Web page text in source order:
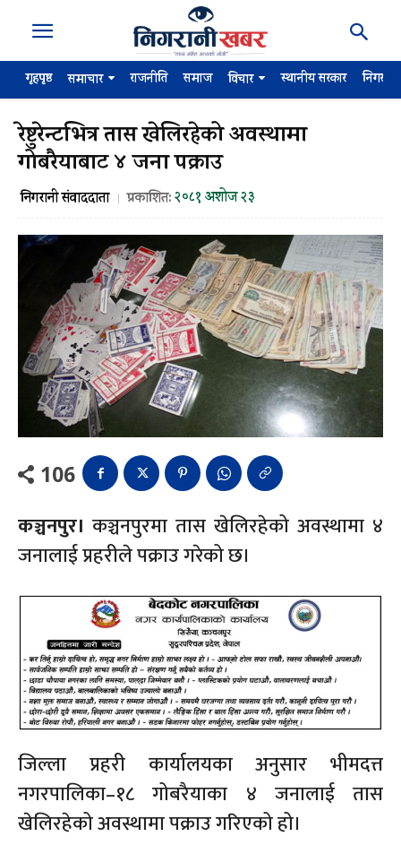
गृहपृष्ठ समाचार राजनीति समाज विचार स्थानीय सरकार
रेष्टुरेन्टभित्र तास खेलिरहेको अवस्थामा
गोबरैयाबाट ४ जना पक्राउ
निगरानी संवाददाता प्रकाशित:२०८१ अशोज २३
106
कञ्चनपुर। कञ्चनपुरमा तास खेलिरहेको अवस्थामा ४
जनालाई प्रहरीले पक्राउ गरेको छ।
जिल्ला प्रहरी कार्यालयका अनुसार भीमदत्त
नगरपालिका–१८ गोबरैयाका ४ जनालाई तास
खेलिरहेको अवस्थामा पक्राउ गरिएको हो।